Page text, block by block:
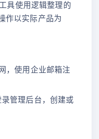
具使用逻辑整理的
作以实际产品为
，使用企业邮箱注
管理后台，创建或